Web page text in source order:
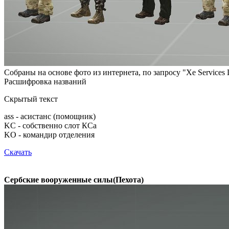
Собраны на основе фото из интернета, по запросу "Xe
Расшифровка названий
Скрытый текст
ass - асистанс (помощник)
KC - собственно слот КСа
KO - командир отделения
Скачать
Сербские вооруженные силы(Пехота)